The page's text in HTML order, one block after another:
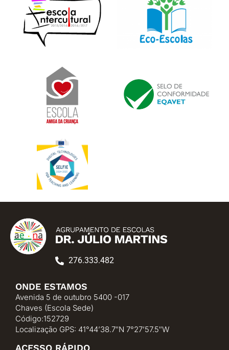
276.333.482
ONDE ESTAMOS
Avenida 5 de outubro 5400 -017
Chaves (Escola Sede)
Código:152729
Localização GPS: 41°44’38.7″N 7°27’57.5″W
ACESSO RÁPIDO